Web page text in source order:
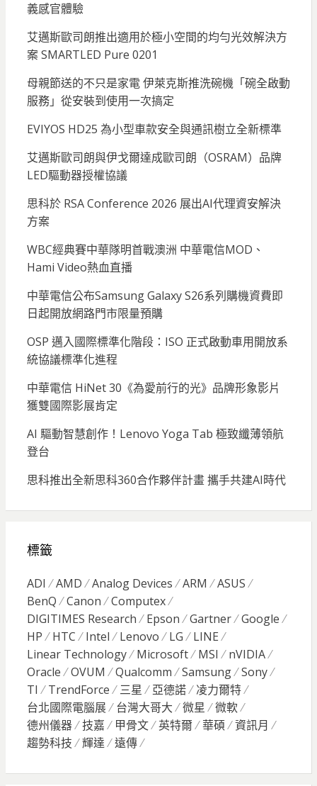
義感官體驗
艾邁斯歐司朗推出適用於極小空間的均勻光效解決方
案 SMARTLED Pure 0201
母親節送的不只是家電 伊萊克斯推洗碗機「碗全啟動
服務」從安裝到使用一次搞定
EVIYOS HD25 為小型車款安全與通訊樹立全新標準
艾邁斯歐司朗與伊戈爾達成歐司朗（OSRAM）品牌
LED驅動器授權協議
思科於 RSA Conference 2026 展出AI代理資安解決
方案
WBC經典賽中華隊明首戰澳洲 中華電信MOD、
Hami Video熱血直播
中華電信公布Samsung Galaxy S26系列購機資費即
日起開放網路門市限量預購
OSP 邁入國際標準化階段：ISO 正式啟動車用開放系
統協議標準化進程
中華電信 HiNet 30《為愛前行的光》品牌形象影片
獲雙國際影展肯定
AI 驅動智慧創作！Lenovo Yoga Tab 極致纖薄領航
登台
思科推出全新思科360合作夥伴計畫 攜手共建AI時代
標籤
ADI AMD Analog Devices ARM
ASUS
BenQ
Canon
Computex
DIGITIMES Research
Epson Gartner
Google
HP
HTC Intel Lenovo LG
LINE
Linear Technology
Microsoft MSI
nVIDIA
Oracle
OVUM Qualcomm Samsung
Sony
TI
TrendForce 三星 亞德諾
凌力爾特
台北國際電腦展
台灣大哥大 微星
微軟
德州儀器
技嘉 甲骨文 英特爾 華碩
資訊月
趨勢科技
輝達 遠傳